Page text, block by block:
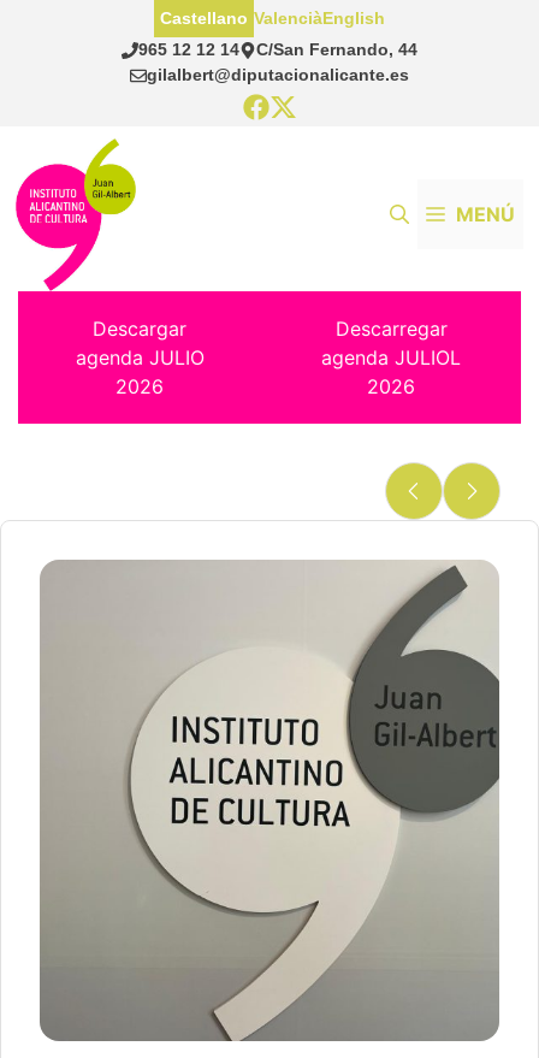
965 12 12 14
C/San Fernando, 44
gilalbert@diputacionalicante.es
Castellano ValenciàEnglish
MENÚ
Descargar
agenda JULIO
2026
Descarregar
agenda JULIOL
2026